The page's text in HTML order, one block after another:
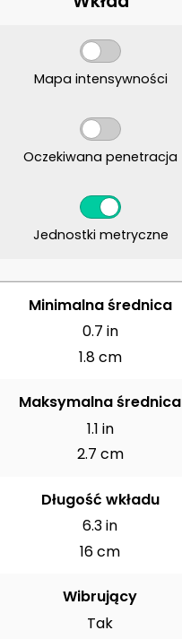
Mapa intensywności
Oczekiwana penetracja
Jednostki metryczne
CENTYMETRY
Minimalna średnica
0.7 in
1.8 cm
Maksymalna średnica
1.1 in
2.7 cm
Długość wkładu
6.3 in
16 cm
Wibrujący
Tak